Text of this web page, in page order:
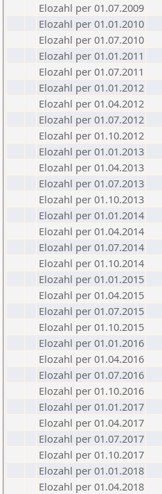
Elozahl per 01.07.2009
Elozahl per 01.01.2010
Elozahl per 01.07.2010
Elozahl per 01.01.2011
Elozahl per 01.07.2011
Elozahl per 01.01.2012
Elozahl per 01.04.2012
Elozahl per 01.07.2012
Elozahl per 01.10.2012
Elozahl per 01.01.2013
Elozahl per 01.04.2013
Elozahl per 01.07.2013
Elozahl per 01.10.2013
Elozahl per 01.01.2014
Elozahl per 01.04.2014
Elozahl per 01.07.2014
Elozahl per 01.10.2014
Elozahl per 01.01.2015
Elozahl per 01.04.2015
Elozahl per 01.07.2015
Elozahl per 01.10.2015
Elozahl per 01.01.2016
Elozahl per 01.04.2016
Elozahl per 01.07.2016
Elozahl per 01.10.2016
Elozahl per 01.01.2017
Elozahl per 01.04.2017
Elozahl per 01.07.2017
Elozahl per 01.10.2017
Elozahl per 01.01.2018
Elozahl per 01.04.2018